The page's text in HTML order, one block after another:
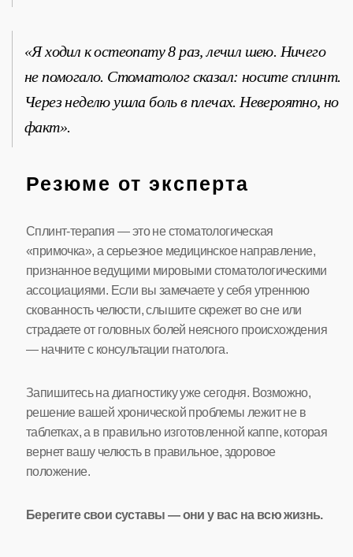
«Я ходил к остеопату 8 раз, лечил шею. Ничего
не помогало. Стоматолог сказал: носите сплинт.
Через неделю ушла боль в плечах. Невероятно, но
факт».
Резюме от эксперта
Сплинт-терапия — это не стоматологическая
«примочка», а серьезное медицинское направление,
признанное ведущими мировыми стоматологическими
ассоциациями. Если вы замечаете у себя утреннюю
скованность челюсти, слышите скрежет во сне или
страдаете от головных болей неясного происхождения
— начните с консультации гнатолога.
Запишитесь на диагностику уже сегодня. Возможно,
решение вашей хронической проблемы лежит не в
таблетках, а в правильно изготовленной каппе, которая
вернет вашу челюсть в правильное, здоровое
положение.
Берегите свои суставы — они у вас на всю жизнь.